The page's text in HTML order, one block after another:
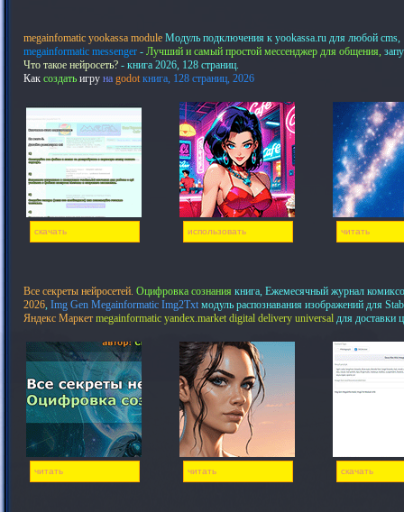
megainfomatic yookassa module Модуль подключения к yookassa.ru для любой cms,
megainformatic messenger - Лучший и самый простой мессенджер для общения,
Что такое нейросеть? - книга 2026, 128 страниц.
Как создать игру на godot книга, 128 страниц, 2026
скачать использовать читать
Все секреты нейросетей. Оцифровка сознания книга, Ежемесячный журнал
2026, Img Gen Megainformatic Img2Txt модуль распознавания изображений для
Яндекс Маркет megainformatic yandex.market digital delivery universal для доставки
читать читать скачать